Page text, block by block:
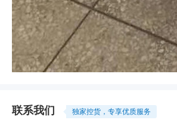
联系我们 独家控货，专享优质服务